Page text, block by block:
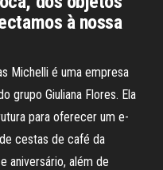
à nossa
Michelli é uma empresa
grupo Giuliana Flores. Ela
para oferecer um e-
cestas de café da
aniversário, além de